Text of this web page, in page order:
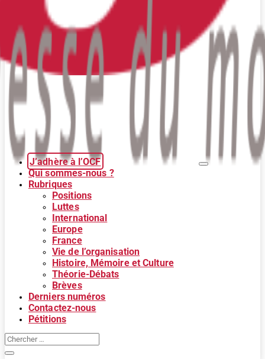
J’adhère à l’OCF
Qui sommes-nous ?
Rubriques
Positions
Luttes
International
Europe
France
Vie de l’organisation
Histoire, Mémoire et Culture
Théorie-Débats
Brèves
Derniers numéros
Contactez-nous
Pétitions